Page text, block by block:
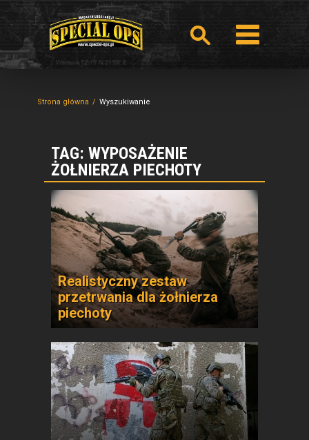
Strona główna Wyszukiwanie
TAG: WYPOSAŻENIE
ŻOŁNIERZA PIECHOTY
Realistyczny zestaw
przetrwania dla żołnierza
piechoty